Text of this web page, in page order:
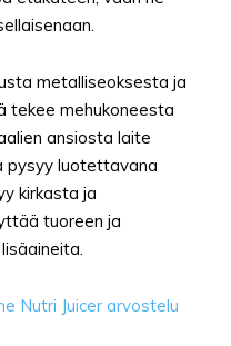
metalliseoksesta ja
tekee mehukoneesta
ansiosta laite
pysyy luotettavana
kirkasta ja
tuoreen ja
Nutri Juicer arvostelu